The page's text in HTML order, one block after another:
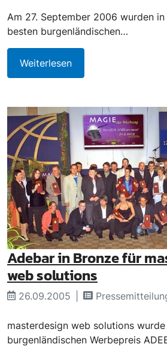
Am 27. September 2006 wurden
besten burgenländischen…
Weiterlesen
Adebar in Bronze für
web solutions
26.09.2005
masterdesign web solutions
burgenländischen Werbepreis